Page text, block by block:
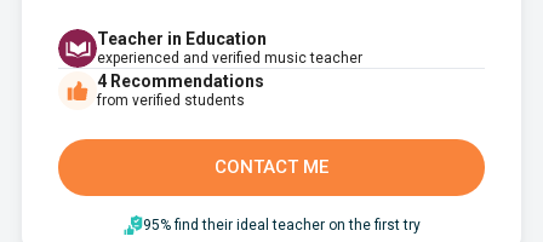
Teacher in Education
experienced and verified music teacher
4 Recommendations
from verified students
CONTACT ME
95% find their ideal teacher on the first try